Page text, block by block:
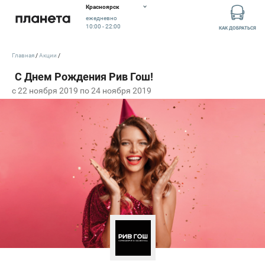
Красноярск
ежедневно
10:00 - 22:00
КАК ДОБРАТЬСЯ
c 22 ноября 2019 по 24 ноября 2019
Главная Акции